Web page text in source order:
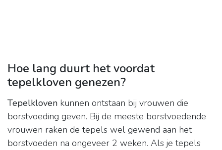
Hoe lang duurt het voordat
tepelkloven genezen?
Tepelkloven kunnen ontstaan bij vrouwen die
borstvoeding geven. Bij de meeste borstvoedende
vrouwen raken de tepels wel gewend aan het
borstvoeden na ongeveer 2 weken. Als je tepels